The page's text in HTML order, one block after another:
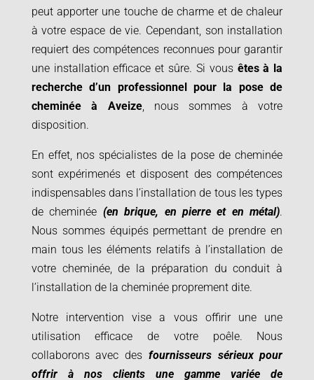
peut apporter une touche de charme et de chaleur
à votre espace de vie. Cependant, son installation
requiert des compétences reconnues pour garantir
une installation efficace et sûre. Si vous êtes à la
recherche d’un professionnel pour la pose de
cheminée à
Aveize, nous sommes à votre
disposition.
En effet, nos spécialistes de la pose de cheminée
sont expérimenés et disposent des compétences
indispensables dans l’installation de tous les types
de cheminée (en brique, en pierre et en métal).
Nous sommes équipés permettant de prendre en
main tous les éléments relatifs à l’installation de
votre cheminée, de la préparation du conduit à
l’installation de la cheminée proprement dite.
Notre intervention vise a vous offirir une une
utilisation efficace de votre poêle. Nous
collaborons avec des fournisseurs sérieux pour
offrir à nos clients une gamme variée de